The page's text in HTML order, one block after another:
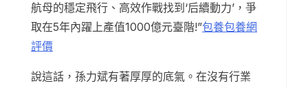
航母的穩定飛行、高效作戰找到‘后續動力’，爭
取在5年內躍上產值1000億元臺階!”包養包養網
評價
說這話，孫力斌有著厚厚的底氣。在沒有行業